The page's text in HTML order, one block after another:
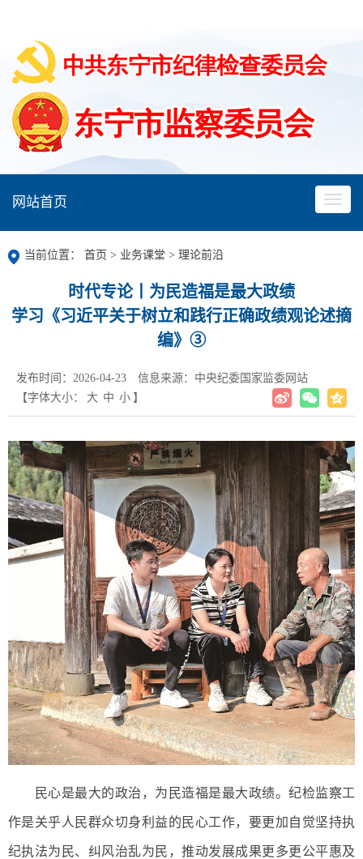
网站首页
当前位置： 首页 > 业务课堂 > 理论前沿
时代专论丨为民造福是最大政绩
学习《习近平关于树立和践行正确政绩观论述摘
编》③
发布时间：2026-04-23
信息来源：中央纪委国家监委网站
【字体大小：
大 中 小 】
民心是最大的政治，为民造福是最大政绩。纪检监察工
作是关乎人民群众切身利益的民心工作，要更加自觉坚持执
纪执法为民、纠风治乱为民，推动发展成果更多更公平惠及